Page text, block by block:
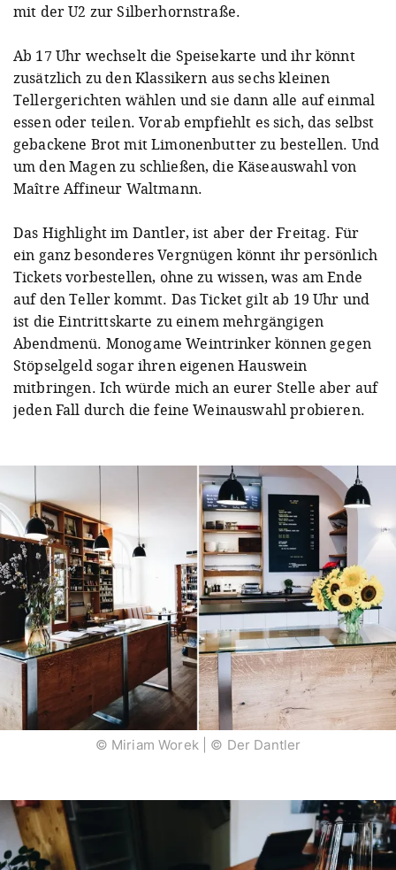
mit der U2 zur Silberhornstraße.
Ab 17 Uhr wechselt die Speisekarte und ihr könnt
zusätzlich zu den Klassikern aus sechs kleinen
Tellergerichten wählen und sie dann alle auf einmal
essen oder teilen. Vorab empfiehlt es sich, das selbst
gebackene Brot mit Limonenbutter zu bestellen. Und
um den Magen zu schließen, die Käseauswahl von
Maître Affineur Waltmann.
Das Highlight im Dantler, ist aber der Freitag. Für
ein ganz besonderes Vergnügen könnt ihr persönlich
Tickets vorbestellen, ohne zu wissen, was am Ende
auf den Teller kommt. Das Ticket gilt ab 19 Uhr und
ist die Eintrittskarte zu einem mehrgängigen
Abendmenü. Monogame Weintrinker können gegen
Stöpselgeld sogar ihren eigenen Hauswein
mitbringen. Ich würde mich an eurer Stelle aber auf
jeden Fall durch die feine Weinauswahl probieren.
© Miriam Worek | © Der Dantler